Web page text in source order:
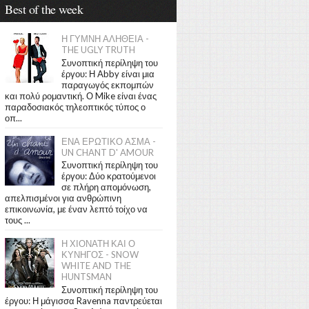
Best of the week
Η ΓΥΜΝΗ ΑΛΗΘΕΙΑ -
THE UGLY TRUTH
Συνοπτική περίληψη του
έργου: Η Abby είναι μια
παραγωγός εκπομπών
και πολύ ρομαντική. Ο Mike είναι ένας
παραδοσιακός τηλεοπτικός τύπος ο
οπ...
ΕΝΑ ΕΡΩΤΙΚΟ ΑΣΜΑ -
UN CHANT D' AMOUR
Συνοπτική περίληψη του
έργου: Δύο κρατούμενοι
σε πλήρη απομόνωση,
απελπισμένοι για ανθρώπινη
επικοινωνία, με έναν λεπτό τοίχο να
τους ...
Η ΧΙΟΝΑΤΗ ΚΑΙ Ο
ΚΥΝΗΓΟΣ - SNOW
WHITE AND THE
HUNTSMAN
Συνοπτική περίληψη του
έργου: Η μάγισσα Ravenna παντρεύεται